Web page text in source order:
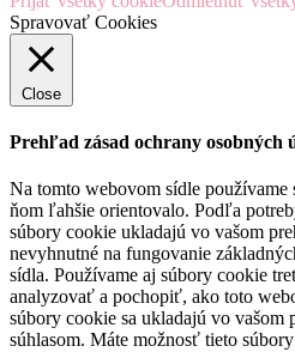
Spravovať Cookies
Close
Prehľad zásad ochrany osobných
Na tomto webovom sídle používame
ňom ľahšie orientovalo. Podľa
súbory cookie ukladajú vo vašom
nevyhnutné na fungovanie
sídla. Používame aj súbory cookie
analyzovať a pochopiť, ako toto
súbory cookie sa ukladajú vo vašom
súhlasom. Máte možnosť tieto